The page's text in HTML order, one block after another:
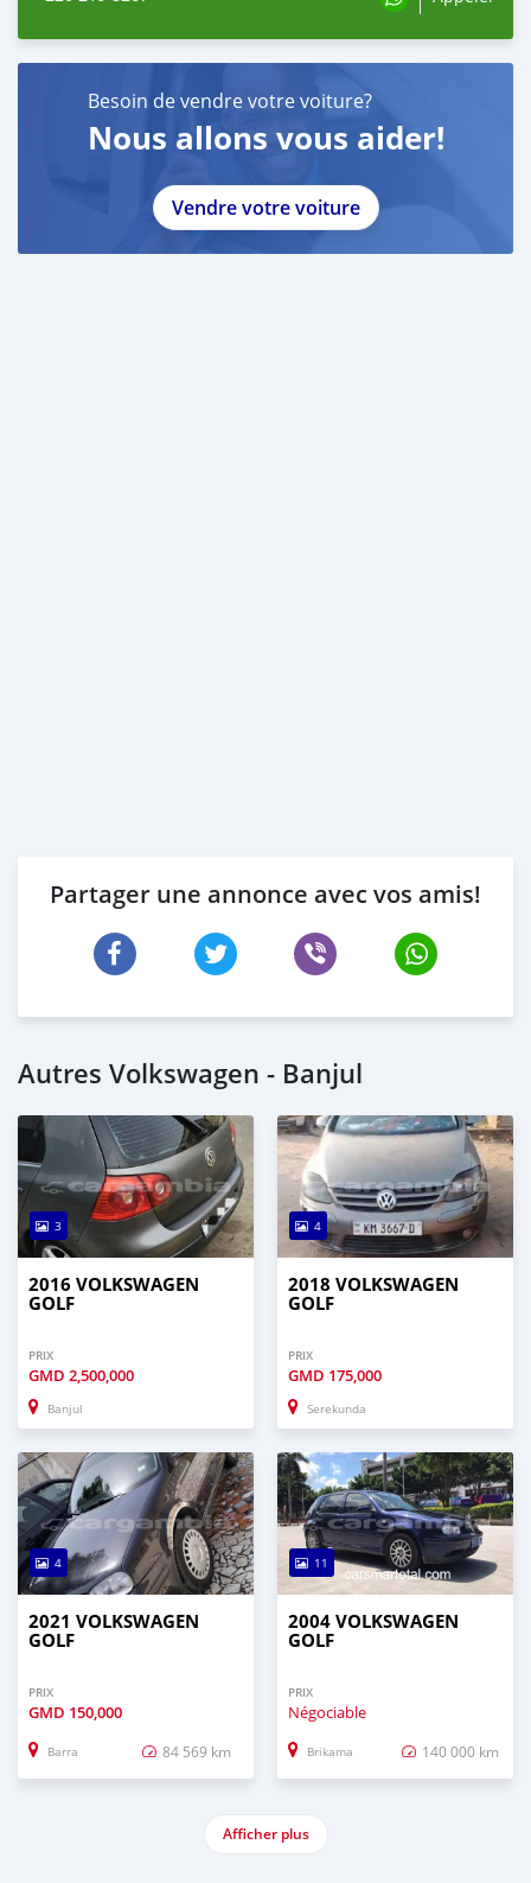
Besoin de vendre votre voiture?
Nous allons vous aider!
Vendre votre voiture
Partager une annonce avec vos amis!
Autres Volkswagen - Banjul
3
2016 VOLKSWAGEN
GOLF
PRIX
GMD 2,500,000
Banjul
4
2018 VOLKSWAGEN
GOLF
PRIX
GMD 175,000
Serekunda
4
2021 VOLKSWAGEN
GOLF
PRIX
GMD 150,000
Barra 84 569 km
11
2004 VOLKSWAGEN
GOLF
PRIX
Négociable
Brikama 140 000 km
Afficher plus